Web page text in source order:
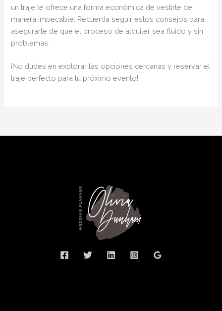
un traje te ofrece una forma económica de vestirte de
manera impecable. Recuerda seguir estos consejos para
asegurarte de que el proceso de alquiler sea fluido y sin
problemas.
¡No dudes en explorar las opciones cercanas y reservar el
traje perfecto para tu próximo evento!